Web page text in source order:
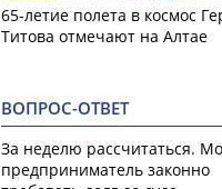
65-летие полета в космос
Титова отмечают на Алтае
ВОПРОС-ОТВЕТ
За неделю рассчитаться.
предприниматель законно